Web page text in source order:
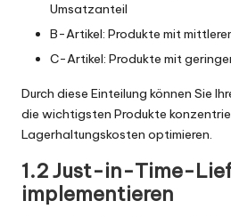
Umsatzanteil
B-Artikel: Produkte mit
C-Artikel: Produkte mit
Durch diese Einteilung können Sie
die wichtigsten Produkte
Lagerhaltungskosten optimieren.
1.2 Just-in-Time-
implementieren